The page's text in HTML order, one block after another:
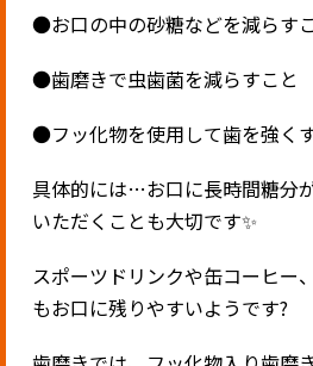
●お口の中の砂糖などを減らす
●歯磨きで虫歯菌を減らすこと
●フッ化物を使用して歯を強く
具体的には…お口に長時間糖分
いただくことも大切です✨
スポーツドリンクや缶コーヒー
もお口に残りやすいようです?